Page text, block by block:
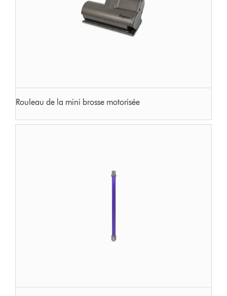
Rouleau de la mini brosse motorisée